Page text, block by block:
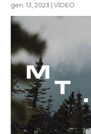
gen. 13, 2023 |VÍDEO